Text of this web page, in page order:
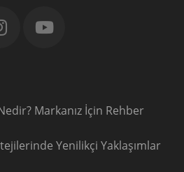
Markanız İçin Rehber
Yenilikçi Yaklaşımlar